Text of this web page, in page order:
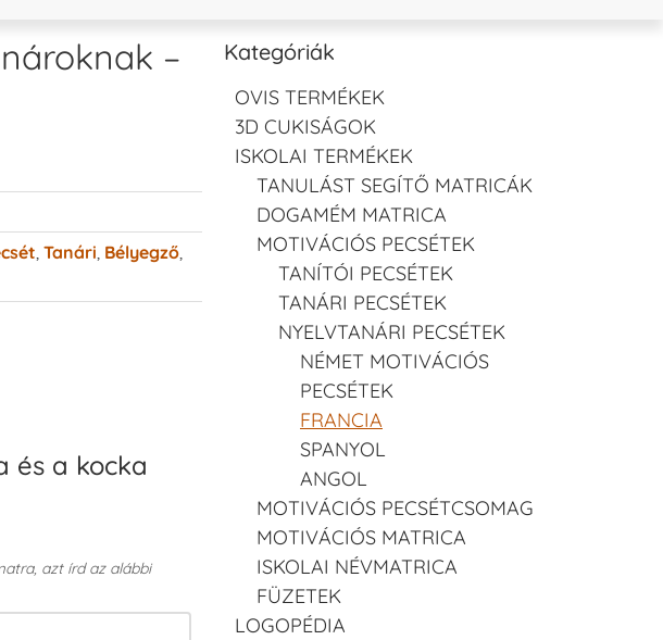
–
Tanári Bélyegző,
és a kocka
azt írd az alábbi
Kategóriák
OVIS TERMÉKEK
3D CUKISÁGOK
ISKOLAI TERMÉKEK
TANULÁST SEGÍTŐ MATRICÁK
DOGAMÉM MATRICA
MOTIVÁCIÓS PECSÉTEK
TANÍTÓI PECSÉTEK
TANÁRI PECSÉTEK
NYELVTANÁRI PECSÉTEK
NÉMET MOTIVÁCIÓS
PECSÉTEK
FRANCIA
SPANYOL
ANGOL
MOTIVÁCIÓS PECSÉTCSOMAG
MOTIVÁCIÓS MATRICA
ISKOLAI NÉVMATRICA
FÜZETEK
LOGOPÉDIA